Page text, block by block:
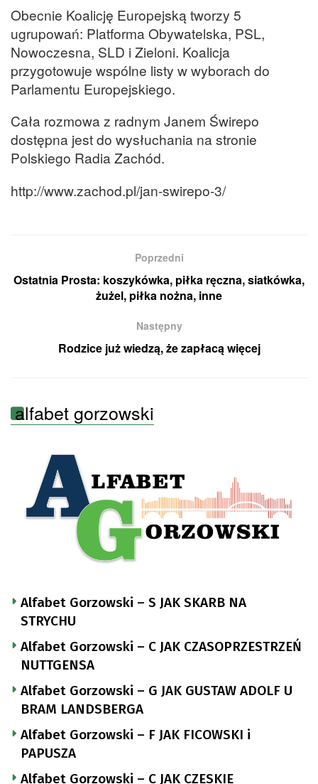
Obecnie Koalicję Europejską tworzy 5
ugrupowań: Platforma Obywatelska, PSL,
Nowoczesna, SLD i Zieloni. Koalicja
przygotowuje wspólne listy w wyborach do
Parlamentu Europejskiego.
Cała rozmowa z radnym Janem Świrepo
dostępna jest do wysłuchania na stronie
Polskiego Radia Zachód.
http://www.zachod.pl/jan-swirepo-3/
Poprzedni
Ostatnia Prosta: koszykówka, piłka ręczna, siatkówka,
żużel, piłka nożna, inne
Następny
Rodzice już wiedzą, że zapłacą więcej
alfabet gorzowski
Alfabet Gorzowski – S JAK SKARB NA
STRYCHU
Alfabet Gorzowski – C JAK CZASOPRZESTRZEŃ
NUTTGENSA
Alfabet Gorzowski – G JAK GUSTAW ADOLF U
BRAM LANDSBERGA
Alfabet Gorzowski – F JAK FICOWSKI i
PAPUSZA
Alfabet Gorzowski – C JAK CZESKIE